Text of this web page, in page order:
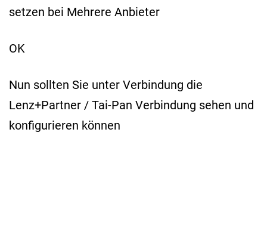
setzen bei Mehrere Anbieter
OK
Nun sollten Sie unter Verbindung die
Lenz+Partner / Tai-Pan Verbindung sehen und
konfigurieren können